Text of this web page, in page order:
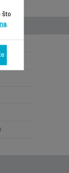
što
.